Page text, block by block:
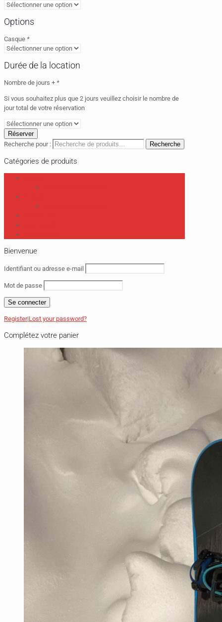
Options
Casque *
Durée de la location
Nombre de jours + *
Si vous souhaitez plus que 2 jours veuillez choisir le nombre de
jour total de votre réservation
Réserver
Recherche pour :
Recherche
Catégories de produits
Bienvenue
Identifiant ou adresse e-mail
Mot de passe
Register|Lost your password?
Complétez votre panier